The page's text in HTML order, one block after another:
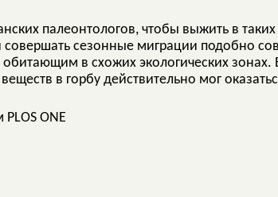
палеонтологов, чтобы выжить в таких
совершать сезонные миграции подобно
в схожих экологических зонах.
в горбу действительно мог
ONE